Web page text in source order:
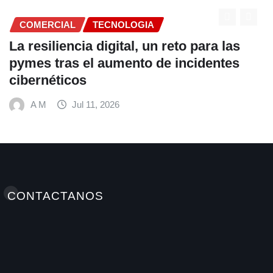
COMERCIAL TECNOLOGIA
La resiliencia digital, un reto para las
pymes tras el aumento de incidentes
cibernéticos
A M Jul 11, 2026
CONTACTANOS